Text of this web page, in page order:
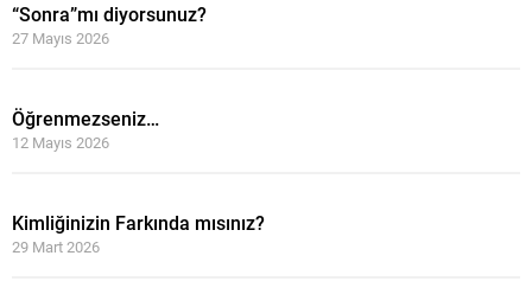
“Sonra”mı diyorsunuz?
27 Mayıs 2026
Öğrenmezseniz…
12 Mayıs 2026
Kimliğinizin Farkında mısınız?
29 Mart 2026